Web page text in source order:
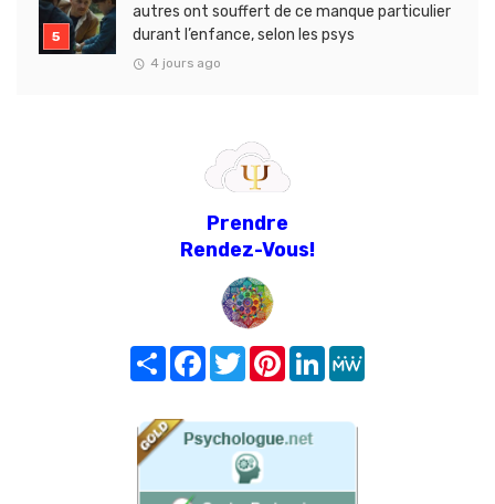
autres ont souffert de ce manque particulier
durant l’enfance, selon les psys
4 jours ago
Prendre
Rendez-Vous!
Share FacebookTwitterPinterest
LinkedIn